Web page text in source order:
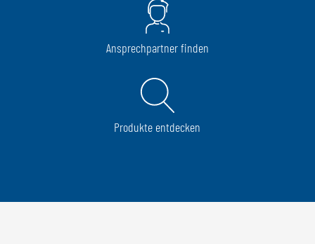
Ansprechpartner finden
Produkte entdecken